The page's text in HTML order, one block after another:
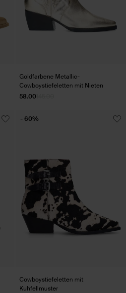
Goldfarbene Metallic-
Cowboystiefeletten mit Nieten
58.00
Cowboystiefeletten mit
Kuhfellmuster
- 60%